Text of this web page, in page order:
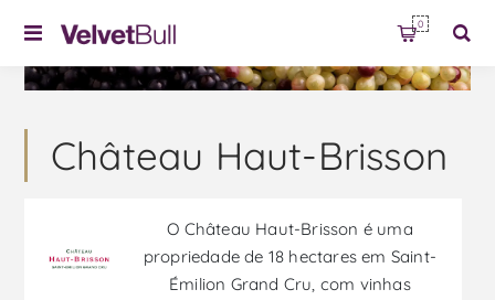
0
Château Haut-Brisson
O Château Haut-Brisson é uma
propriedade de 18 hectares em Saint-
Émilion Grand Cru, com vinhas